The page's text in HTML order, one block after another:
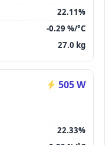
22.11%
-0.29 %/°C
27.0 kg
505 W
22.33%